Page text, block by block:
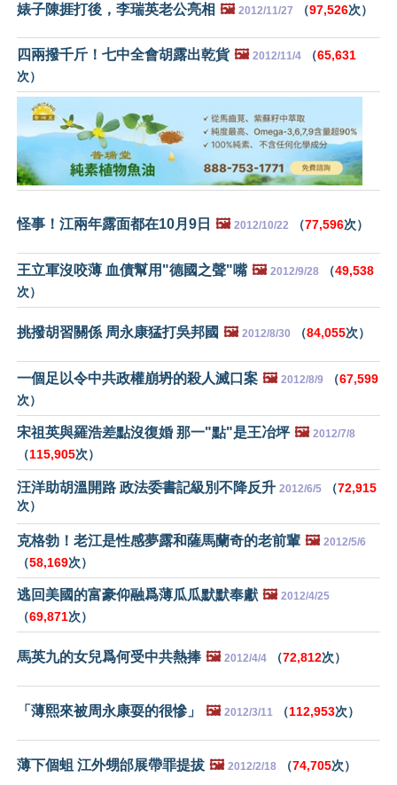
婊子陳捱打後，李瑞英老公亮相 🖼️ 2012/11/27 （97,526次）
四兩撥千斤！七中全會胡露出乾貨 🖼️ 2012/11/4 （65,631
次）
怪事！江兩年露面都在10月9日 🖼️ 2012/10/22 （77,596次）
王立軍沒咬薄 血債幫用"德國之聲"嘴 🖼️ 2012/9/28 （49,538
次）
挑撥胡習關係 周永康猛打吳邦國 🖼️ 2012/8/30 （84,055次）
一個足以令中共政權崩坍的殺人滅口案 🖼️ 2012/8/9 （67,599
次）
宋祖英與羅浩差點沒復婚 那一"點"是王冶坪 🖼️ 2012/7/8
（115,905次）
汪洋助胡溫開路 政法委書記級別不降反升 2012/6/5 （72,915
次）
克格勃！老江是性感夢露和薩馬蘭奇的老前輩 🖼️ 2012/5/6
（58,169次）
逃回美國的富豪仰融爲薄瓜瓜默默奉獻 🖼️ 2012/4/25
（69,871次）
馬英九的女兒爲何受中共熱捧 🖼️ 2012/4/4 （72,812次）
「薄熙來被周永康耍的很慘」 🖼️ 2012/3/11 （112,953次）
薄下個蛆 江外甥邰展帶罪提拔 🖼️ 2012/2/18 （74,705次）